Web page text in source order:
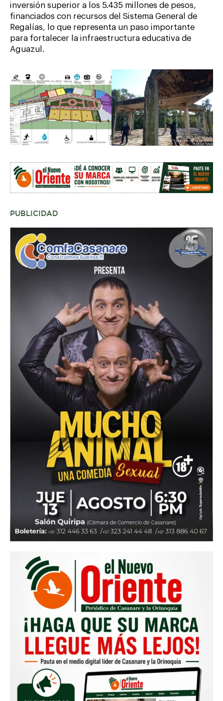
inversión superior a los 5.435 millones de pesos,
financiados con recursos del Sistema General de
Regalías, lo que representa un paso importante
para fortalecer la infraestructura educativa de
Aguazul.
PUBLICIDAD